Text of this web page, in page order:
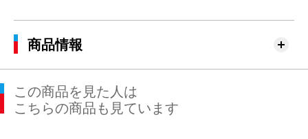
商品情報
この商品を見た人は
こちらの商品も見ています